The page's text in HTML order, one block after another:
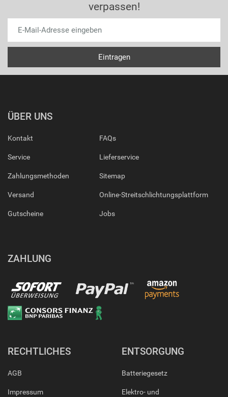
verpassen!
ÜBER UNS
Kontakt
Service
Zahlungsmethoden
Versand
Gutscheine
FAQs
Lieferservice
Sitemap
Online-Streitschlichtungsplattform
Jobs
ZAHLUNG
RECHTLICHES
AGB
Impressum
ENTSORGUNG
Batteriegesetz
Elektro- und